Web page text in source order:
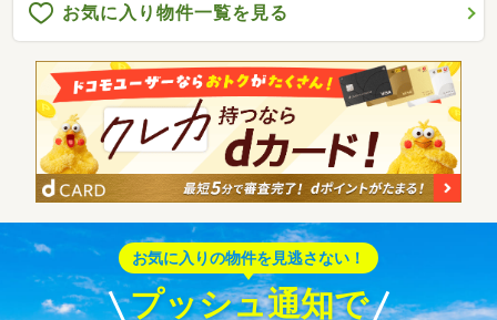
お気に入り物件一覧を見る
お気に入りの物件を見逃さない！
プッシュ通知で